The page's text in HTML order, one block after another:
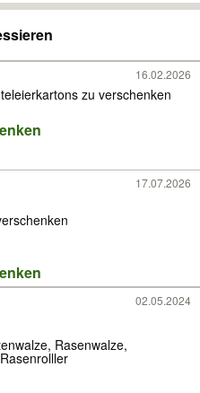
16.02.2026
zu verschenken
17.07.2026
02.05.2024
Rasenwalze,